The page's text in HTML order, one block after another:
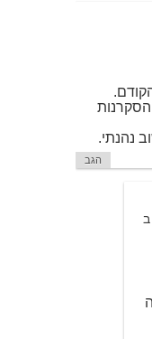
נהנתי.
הגב
10 ביולי 2008 ב